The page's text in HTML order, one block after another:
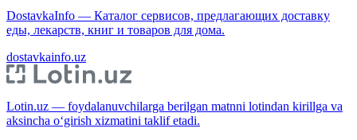
DostavkaInfo — Каталог сервисов, предлагающих доставку
еды, лекарств, книг и товаров для дома.
dostavkainfo.uz
Lotin.uz — foydalanuvchilarga berilgan matnni lotindan kirillga va
aksincha o‘girish xizmatini taklif etadi.